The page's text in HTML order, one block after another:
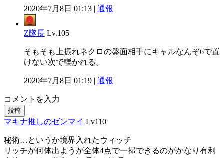
2020年7月8日 01:13 | 通報
Z隊長 Lv.105
そもそも上振れネクロの盤面相手にキャルなんぞ6で置
けない次で轢かれる。
2020年7月8日 01:19 | 通報
コメントを入力
投稿
マキナ推しのゼンマイ Lv110
秘術…というか境界入れたウィッチ
リッチが何体出ようが全体4点で一掃できるのがかなり有利